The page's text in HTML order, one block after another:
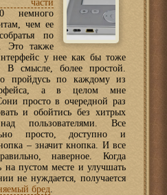
части
немного
чем ее
по
Это также
у нее как бы тоже
В смысле, более простой.
пройдусь по каждому из
а в целом мне
просто в очередной раз
и обойтись без хитрых
пользователями. Все
просто, доступно и
– значит кнопка. И все
наверное. Когда
на пустом месте и улучшать
не нуждается, получается
бред.